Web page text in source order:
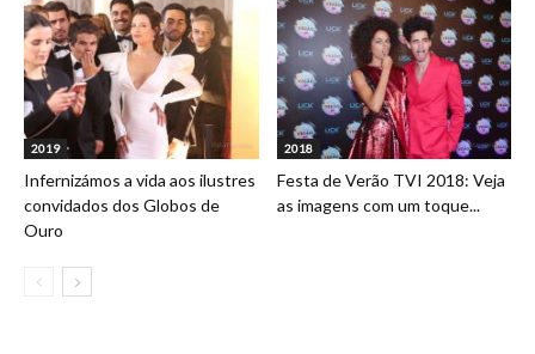
2019
Infernizámos a vida aos ilustres
convidados dos Globos de
Ouro
2018
Festa de Verão TVI 2018: Veja
as imagens com um toque...